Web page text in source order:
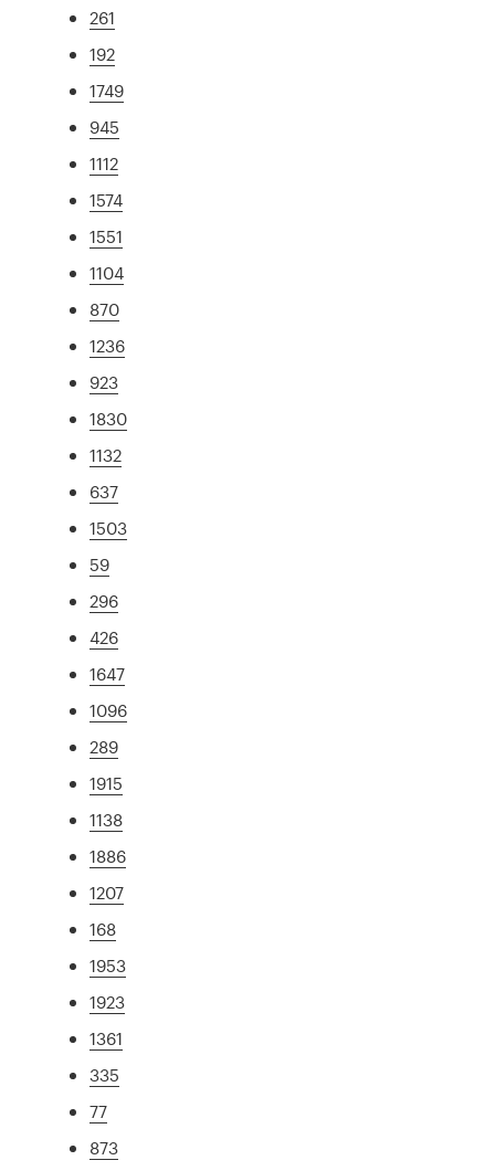
261
192
1749
945
1112
1574
1551
1104
870
1236
923
1830
1132
637
1503
59
296
426
1647
1096
289
1915
1138
1886
1207
168
1953
1923
1361
335
77
873